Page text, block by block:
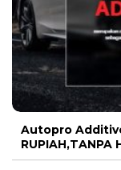
Autopro
RUPIAH,TANPA